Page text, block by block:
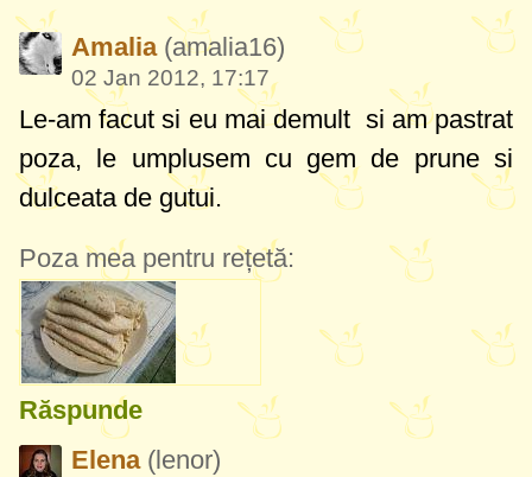
Amalia (amalia16)
02 Jan 2012, 17:17
Le-am facut si eu mai demult si am pastrat
poza, le umplusem cu gem de prune si
dulceata de gutui.
Poza mea pentru rețetă:
Răspunde
Elena (lenor)